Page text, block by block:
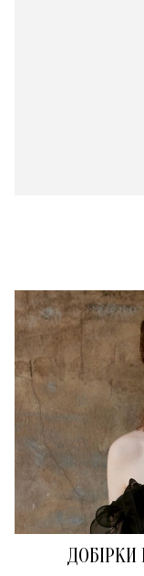
ДОБІРКИ